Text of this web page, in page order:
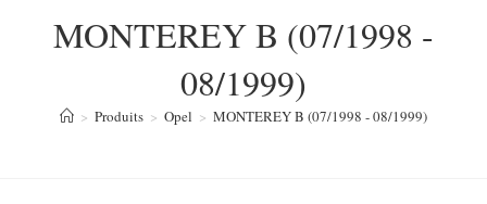
MONTEREY B (07/1998 -
08/1999)
> Produits > Opel > MONTEREY B (07/1998 - 08/1999)